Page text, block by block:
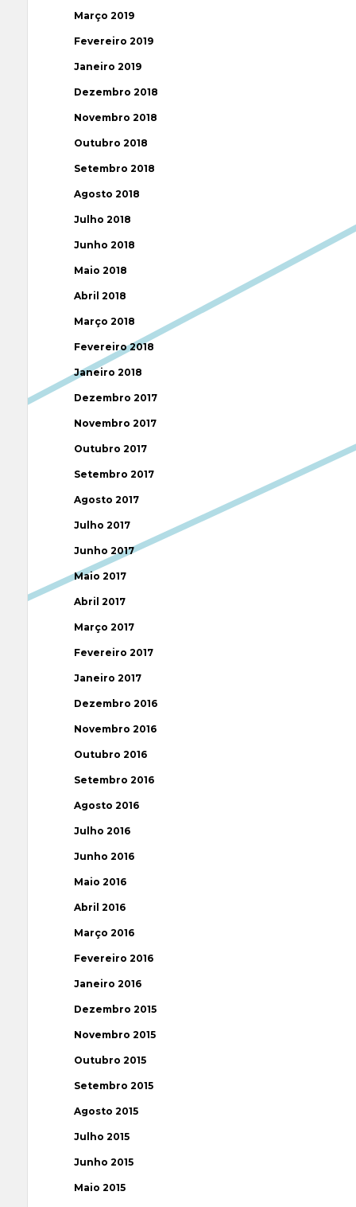
Março 2019
Fevereiro 2019
Janeiro 2019
Dezembro 2018
Novembro 2018
Outubro 2018
Setembro 2018
Agosto 2018
Julho 2018
Junho 2018
Maio 2018
Abril 2018
Março 2018
Fevereiro 2018
Janeiro 2018
Dezembro 2017
Novembro 2017
Outubro 2017
Setembro 2017
Agosto 2017
Julho 2017
Junho 2017
Maio 2017
Abril 2017
Março 2017
Fevereiro 2017
Janeiro 2017
Dezembro 2016
Novembro 2016
Outubro 2016
Setembro 2016
Agosto 2016
Julho 2016
Junho 2016
Maio 2016
Abril 2016
Março 2016
Fevereiro 2016
Janeiro 2016
Dezembro 2015
Novembro 2015
Outubro 2015
Setembro 2015
Agosto 2015
Julho 2015
Junho 2015
Maio 2015